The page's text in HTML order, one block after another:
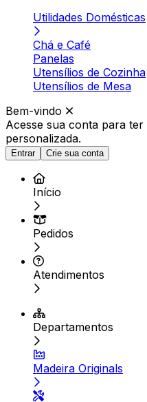
Utilidades Domésticas
Chá e Café
Panelas
Utensílios de Cozinha
Utensílios de Mesa
Bem-vindo
Acesse sua conta para ter
personalizada.
Entrar Crie sua conta
Início
Pedidos
Atendimentos
Departamentos
Madeira Originals